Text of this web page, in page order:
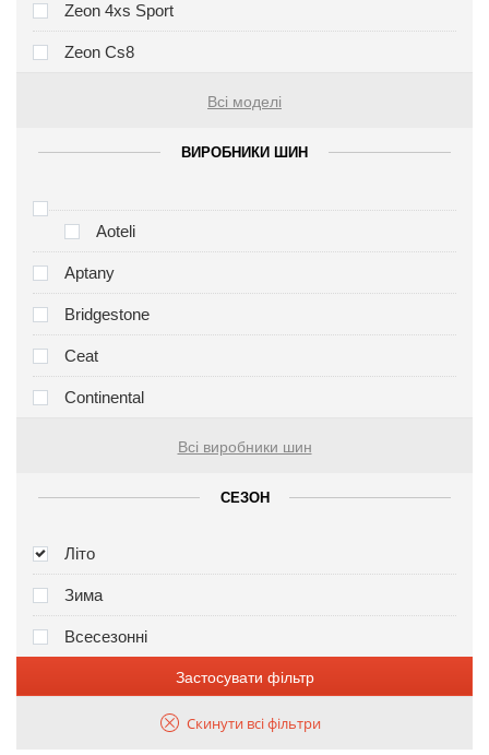
Zeon 4xs Sport
Zeon Cs8
Всі моделі
ВИРОБНИКИ ШИН
Aoteli
Aptany
Bridgestone
Ceat
Continental
Всі виробники шин
СЕЗОН
Літо
Зима
Всесезонні
Застосувати фільтр
Скинути всі фільтри